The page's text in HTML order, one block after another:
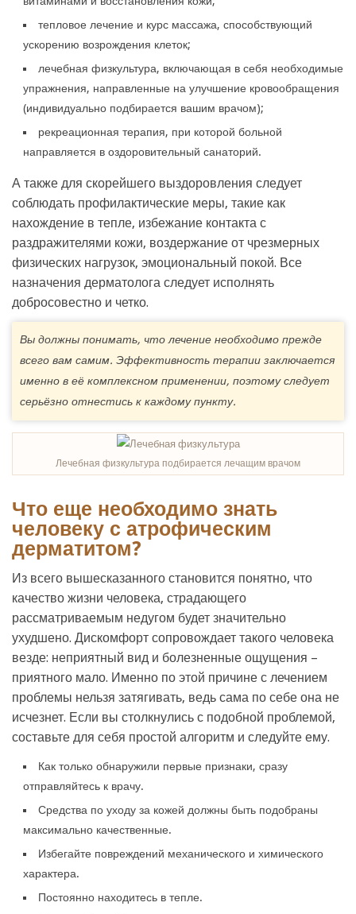
тепловое лечение и курс массажа, способствующий
ускорению возрождения клеток;
лечебная физкультура, включающая в себя необходимые
упражнения, направленные на улучшение кровообращения
(индивидуально подбирается вашим врачом);
рекреационная терапия, при которой больной
направляется в оздоровительный санаторий.
А также для скорейшего выздоровления следует
соблюдать профилактические меры, такие как
нахождение в тепле, избежание контакта с
раздражителями кожи, воздержание от чрезмерных
физических нагрузок, эмоциональный покой. Все
назначения дерматолога следует исполнять
добросовестно и четко.
Вы должны понимать, что лечение необходимо прежде
всего вам самим. Эффективность терапии заключается
именно в её комплексном применении, поэтому следует
серьёзно отнестись к каждому пункту.
Лечебная физкультура подбирается лечащим врачом
Что еще необходимо знать
человеку с атрофическим
дерматитом?
Из всего вышесказанного становится понятно, что
качество жизни человека, страдающего
рассматриваемым недугом будет значительно
ухудшено. Дискомфорт сопровождает такого человека
везде: неприятный вид и болезненные ощущения –
приятного мало. Именно по этой причине с лечением
проблемы нельзя затягивать, ведь сама по себе она не
исчезнет. Если вы столкнулись с подобной проблемой,
составьте для себя простой алгоритм и следуйте ему.
Как только обнаружили первые признаки, сразу
отправляйтесь к врачу.
Средства по уходу за кожей должны быть подобраны
максимально качественные.
Избегайте повреждений механического и химического
характера.
Постоянно находитесь в тепле.